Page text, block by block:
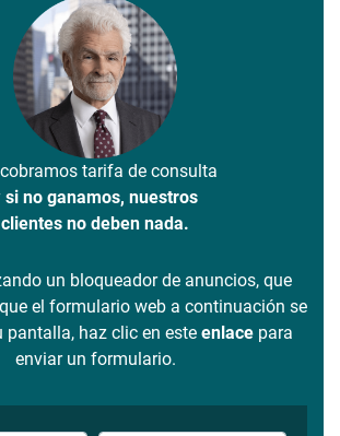
tarifa de consulta
si no ganamos, nuestros
clientes no deben nada.
un bloqueador de anuncios, que
el formulario web a continuación se
pantalla, haz clic en este enlacepara
enviar un formulario.